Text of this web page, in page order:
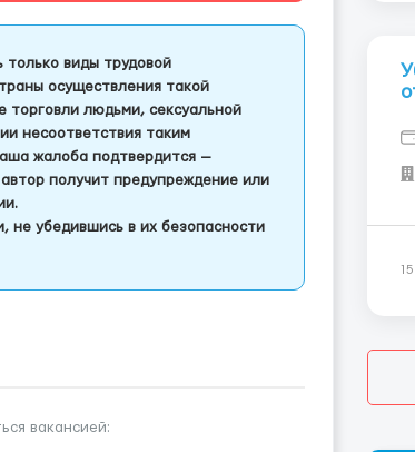
виды трудовой
осуществления такой
торговли людьми, сексуальной
несоответствия таким
жалоба подтвердится —
получит предупреждение или
не убедившись в их безопасности
вакансией: